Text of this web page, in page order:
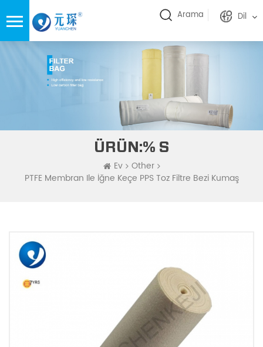
Arama Dil
ÜRÜN:% S
Ev
Other
PTFE Membran Ile İğne Keçe PPS Toz Filtre Bezi Kumaş